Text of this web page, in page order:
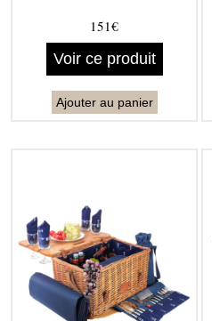
151€
Voir ce produit
Ajouter au panier